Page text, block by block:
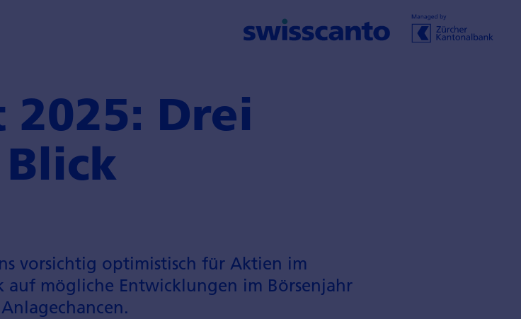
Drei
vorsichtig optimistisch für Aktien im
auf mögliche Entwicklungen im Börsen­jahr